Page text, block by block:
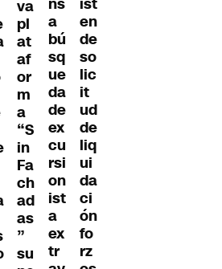
va
pl
at
af
or
m
a
“S
in
Fa
ch
ad
as
”
su
a
bú
sq
ue
da
de
ex
cu
rsi
on
ist
a
ex
tr
en
de
so
lic
it
ud
de
liq
ui
da
ci
ón
fo
rz